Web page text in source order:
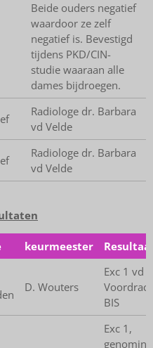
Beide ouders negatief
waardoor ze zelf
negatief is. Bevestigd
tijdens PKD/CIN-
studie waaraan alle
dames bijdroegen.
Radiologe dr. Barbara
vd Velde
Radiologe dr. Barbara
vd Velde
keurmeester
D. Wouters
Exc 1 vd
BIS
Exc 1,